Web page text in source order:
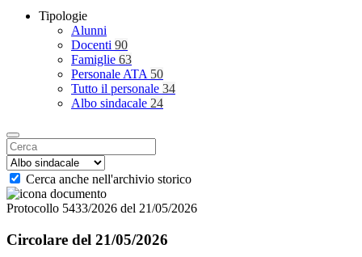
Tipologie
Alunni
Docenti 90
Famiglie 63
Personale ATA 50
Tutto il personale 34
Albo sindacale 24
Cerca anche nell'archivio storico
Protocollo 5433/2026 del 21/05/2026
Circolare del 21/05/2026